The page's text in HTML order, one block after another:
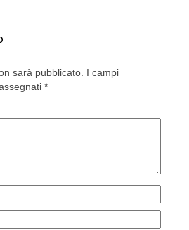
sarà pubblicato. I campi
*